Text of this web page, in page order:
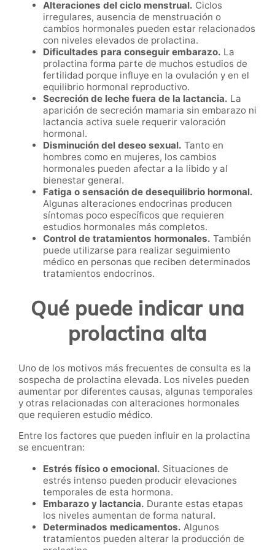
Alteraciones del ciclo menstrual. Ciclos
irregulares, ausencia de menstruación o
cambios hormonales pueden estar relacionados
con niveles elevados de prolactina.
Dificultades para conseguir embarazo. La
prolactina forma parte de muchos estudios de
fertilidad porque influye en la ovulación y en el
equilibrio hormonal reproductivo.
Secreción de leche fuera de la lactancia. La
aparición de secreción mamaria sin embarazo ni
lactancia activa suele requerir valoración
hormonal.
Disminución del deseo sexual. Tanto en
hombres como en mujeres, los cambios
hormonales pueden afectar a la libido y al
bienestar general.
Fatiga o sensación de desequilibrio hormonal.
Algunas alteraciones endocrinas producen
síntomas poco específicos que requieren
estudios hormonales más completos.
Control de tratamientos hormonales. También
puede utilizarse para realizar seguimiento
médico en personas que reciben determinados
tratamientos endocrinos.
Qué puede indicar una
prolactina alta
Uno de los motivos más frecuentes de consulta es la
sospecha de prolactina elevada. Los niveles pueden
aumentar por diferentes causas, algunas temporales
y otras relacionadas con alteraciones hormonales
que requieren estudio médico.
Entre los factores que pueden influir en la prolactina
se encuentran:
Estrés físico o emocional. Situaciones de
estrés intenso pueden producir elevaciones
temporales de esta hormona.
Embarazo y lactancia. Durante estas etapas
los niveles aumentan de forma natural.
Determinados medicamentos. Algunos
tratamientos pueden alterar la producción de